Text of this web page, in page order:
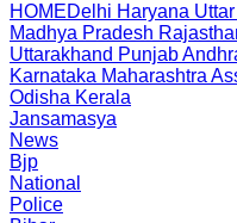
HOMEDelhi Haryana
Madhya Pradesh
Uttarakhand Punjab
Karnataka Maharashtra
Odisha Kerala
Jansamasya
News
Bjp
National
Police